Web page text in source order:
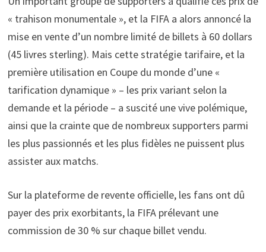
« trahison monumentale », et la FIFA a alors annoncé la
mise en vente d’un nombre limité de billets à 60 dollars
(45 livres sterling). Mais cette stratégie tarifaire, et la
première utilisation en Coupe du monde d’une «
tarification dynamique » – les prix variant selon la
demande et la période – a suscité une vive polémique,
ainsi que la crainte que de nombreux supporters parmi
les plus passionnés et les plus fidèles ne puissent plus
assister aux matchs.
Sur la plateforme de revente officielle, les fans ont dû
payer des prix exorbitants, la FIFA prélevant une
commission de 30 % sur chaque billet vendu.